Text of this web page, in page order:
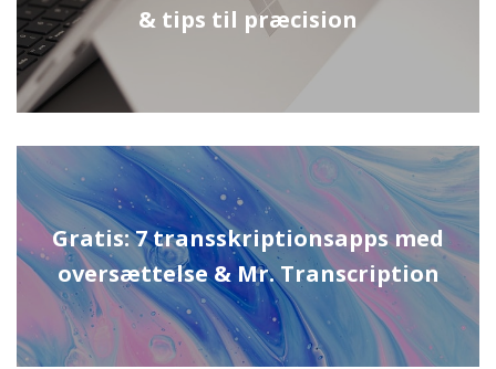
& tips til præcision
Gratis: 7 transskriptionsapps med
oversættelse & Mr. Transcription